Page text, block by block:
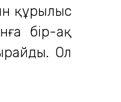
құрылыс
бір-ақ
Ол